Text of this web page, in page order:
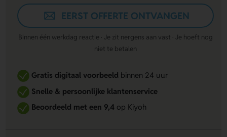
EERST OFFERTE ONTVANGEN
Binnen één werkdag reactie · Je zit nergens aan vast · Je hoeft nog
niet te betalen
Gratis digitaal voorbeeldbinnen 24 uur
Snelle & persoonlijke klantenservice
Beoordeeld met een 9,4op Kiyoh